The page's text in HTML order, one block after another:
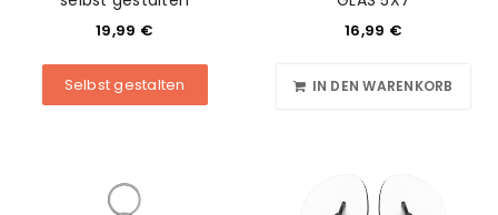
19,99 €
Selbst gestalten
16,99 €
IN DEN WARENKORB